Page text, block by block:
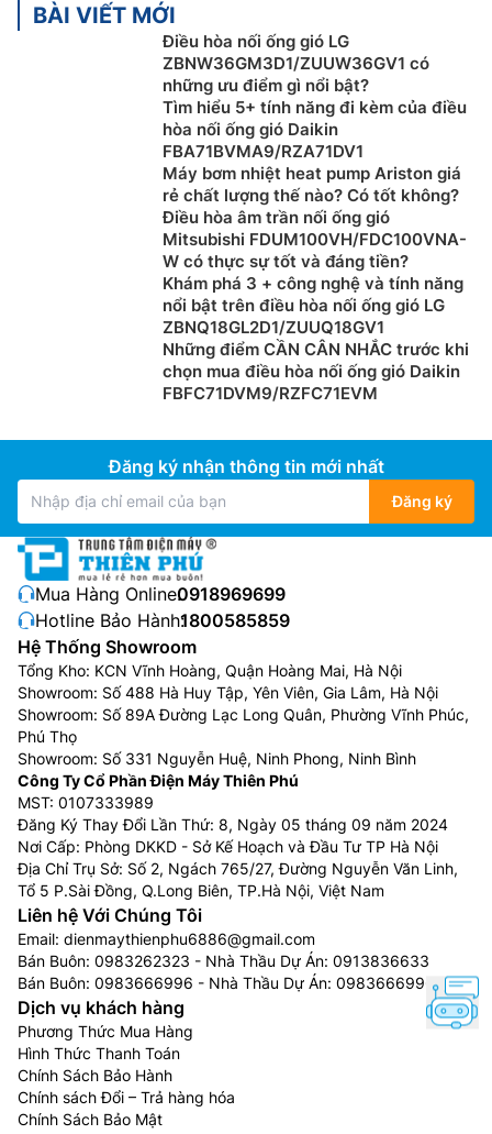
BÀI VIẾT MỚI
Điều hòa nối ống gió LG
ZBNW36GM3D1/ZUUW36GV1 có
những ưu điểm gì nổi bật?
Tìm hiểu 5+ tính năng đi kèm của điều
hòa nối ống gió Daikin
FBA71BVMA9/RZA71DV1
Máy bơm nhiệt heat pump Ariston giá
rẻ chất lượng thế nào? Có tốt không?
Điều hòa âm trần nối ống gió
Mitsubishi FDUM100VH/FDC100VNA-
W có thực sự tốt và đáng tiền?
Khám phá 3 + công nghệ và tính năng
nổi bật trên điều hòa nối ống gió LG
ZBNQ18GL2D1/ZUUQ18GV1
Những điểm CẦN CÂN NHẮC trước khi
chọn mua điều hòa nối ống gió Daikin
FBFC71DVM9/RZFC71EVM
Đăng ký nhận thông tin mới nhất
Đăng ký
Mua Hàng Online:0918969699
Hotline Bảo Hành:1800585859
Hệ Thống Showroom
Tổng Kho: KCN Vĩnh Hoàng, Quận Hoàng Mai, Hà Nội
Showroom: Số 488 Hà Huy Tập, Yên Viên, Gia Lâm, Hà Nội
Showroom: Số 89A Đường Lạc Long Quân, Phường Vĩnh Phúc,
Phú Thọ
Showroom: Số 331 Nguyễn Huệ, Ninh Phong, Ninh Bình
Công Ty Cổ Phần Điện Máy Thiên Phú
MST: 0107333989
Đăng Ký Thay Đổi Lần Thứ: 8, Ngày 05 tháng 09 năm 2024
Nơi Cấp: Phòng DKKD - Sở Kế Hoạch và Đầu Tư TP Hà Nội
Địa Chỉ Trụ Sở: Số 2, Ngách 765/27, Đường Nguyễn Văn Linh,
Tổ 5 P.Sài Đồng, Q.Long Biên, TP.Hà Nội, Việt Nam
Liên hệ Với Chúng Tôi
Email: dienmaythienphu6886@gmail.com
Bán Buôn: 0983262323 - Nhà Thầu Dự Án: 0913836633
Bán Buôn: 0983666996 - Nhà Thầu Dự Án: 0983666996
Dịch vụ khách hàng
Phương Thức Mua Hàng
Hình Thức Thanh Toán
Chính Sách Bảo Hành
Chính sách Đổi – Trả hàng hóa
Chính Sách Bảo Mật